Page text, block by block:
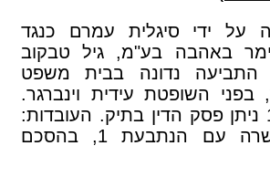
על ידי סיגלית עמרם כנגד
באהבה בע"מ, גיל טבקוב
התביעה נדונה בבית משפט
בפני השופטת עידית וינברגר.
ביום 17.3.2014 ניתן פסק הדין בתיק. העובדות:
התובעת התקשרה עם הנתבעת 1, בהסכם